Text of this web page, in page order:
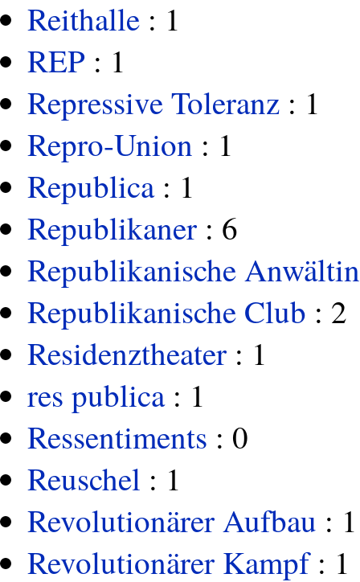
Reithalle : 1
REP : 1
Repressive Toleranz : 1
Repro-Union : 1
Republica: 1
Republikaner : 6
Republikanische
Republikanische Club : 2
Residenztheater : 1
res publica: 1
Ressentiments : 0
Reuschel : 1
Revolutionärer Aufbau : 1
Revolutionärer Kampf: 1